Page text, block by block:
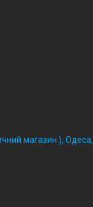
магазин ), Одеса,